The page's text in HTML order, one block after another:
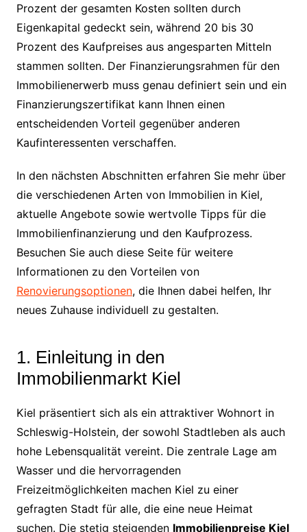
Prozent der gesamten Kosten sollten durch
Eigenkapital gedeckt sein, während 20 bis 30
Prozent des Kaufpreises aus angesparten Mitteln
stammen sollten. Der Finanzierungsrahmen für den
Immobilienerwerb muss genau definiert sein und ein
Finanzierungszertifikat kann Ihnen einen
entscheidenden Vorteil gegenüber anderen
Kaufinteressenten verschaffen.
In den nächsten Abschnitten erfahren Sie mehr über
die verschiedenen Arten von Immobilien in Kiel,
aktuelle Angebote sowie wertvolle Tipps für die
Immobilienfinanzierung und den Kaufprozess.
Besuchen Sie auch diese Seite für weitere
Informationen zu den Vorteilen von
Renovierungsoptionen, die Ihnen dabei helfen, Ihr
neues Zuhause individuell zu gestalten.
1. Einleitung in den
Immobilienmarkt Kiel
Kiel präsentiert sich als ein attraktiver Wohnort in
Schleswig-Holstein, der sowohl Stadtleben als auch
hohe Lebensqualität vereint. Die zentrale Lage am
Wasser und die hervorragenden
Freizeitmöglichkeiten machen Kiel zu einer
gefragten Stadt für alle, die eine neue Heimat
suchen. Die stetig steigenden Immobilienpreise Kiel